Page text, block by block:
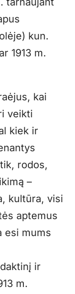
kun.
1913 m.
kai
veikti
kiek ir
rodos,
–
kultūra, visi
aptemus
esi mums
ir
m.